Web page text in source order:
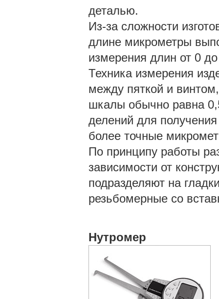
деталью.
Из-за сложности
длине микрометры
измерения длин от 0
Техника измерения
между пяткой и
шкалы обычно равна
делений для
более точные
По принципу работы
зависимости от
подразделяют на
резьбомерные со
Нутромер